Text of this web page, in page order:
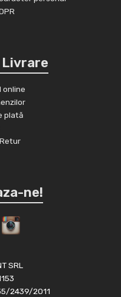
Livrare
online
plată
ne!
SRL
2439/2011